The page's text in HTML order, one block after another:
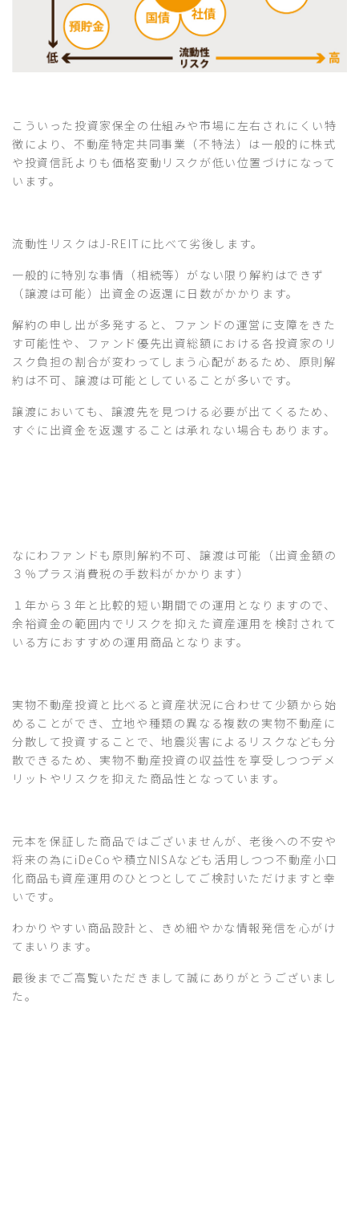
こういった投資家保全の仕組みや市場に左右されにくい特
徴により、不動産特定共同事業（不特法）は一般的に株式
や投資信託よりも価格変動リスクが低い位置づけになって
います。
流動性リスクはJ-REITに比べて劣後します。
一般的に特別な事情（相続等）がない限り解約はできず
（譲渡は可能）出資金の返還に日数がかかります。
解約の申し出が多発すると、ファンドの運営に支障をきた
す可能性や、ファンド優先出資総額における各投資家のリ
スク負担の割合が変わってしまう心配があるため、原則解
約は不可、譲渡は可能としていることが多いです。
譲渡においても、譲渡先を見つける必要が出てくるため、
すぐに出資金を返還することは承れない場合もあります。
なにわファンドも原則解約不可、譲渡は可能（出資金額の
３％プラス消費税の手数料がかかります）
１年から３年と比較的短い期間での運用となりますので、
余裕資金の範囲内でリスクを抑えた資産運用を検討されて
いる方におすすめの運用商品となります。
実物不動産投資と比べると資産状況に合わせて少額から始
めることができ、立地や種類の異なる複数の実物不動産に
分散して投資することで、地震災害によるリスクなども分
散できるため、実物不動産投資の収益性を享受しつつデメ
リットやリスクを抑えた商品性となっています。
元本を保証した商品ではございませんが、老後への不安や
将来の為にiDeCoや積立NISAなども活用しつつ不動産小口
化商品も資産運用のひとつとしてご検討いただけますと幸
いです。
わかりやすい商品設計と、きめ細やかな情報発信を心がけ
てまいります。
最後までご高覧いただきまして誠にありがとうございまし
た。